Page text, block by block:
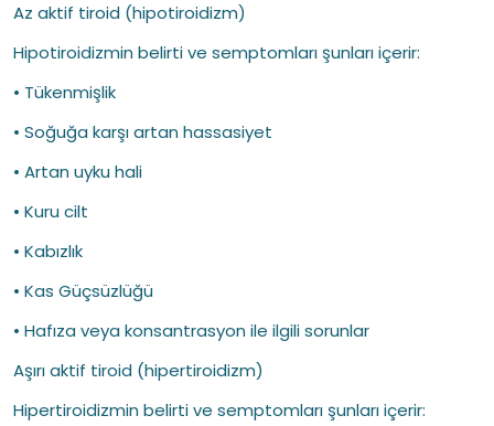
Az aktif tiroid (hipotiroidizm)
Hipotiroidizmin belirti ve semptomları şunları içerir:
• Tükenmişlik
• Soğuğa karşı artan hassasiyet
• Artan uyku hali
• Kuru cilt
• Kabızlık
• Kas Güçsüzlüğü
• Hafıza veya konsantrasyon ile ilgili sorunlar
Aşırı aktif tiroid (hipertiroidizm)
Hipertiroidizmin belirti ve semptomları şunları içerir: